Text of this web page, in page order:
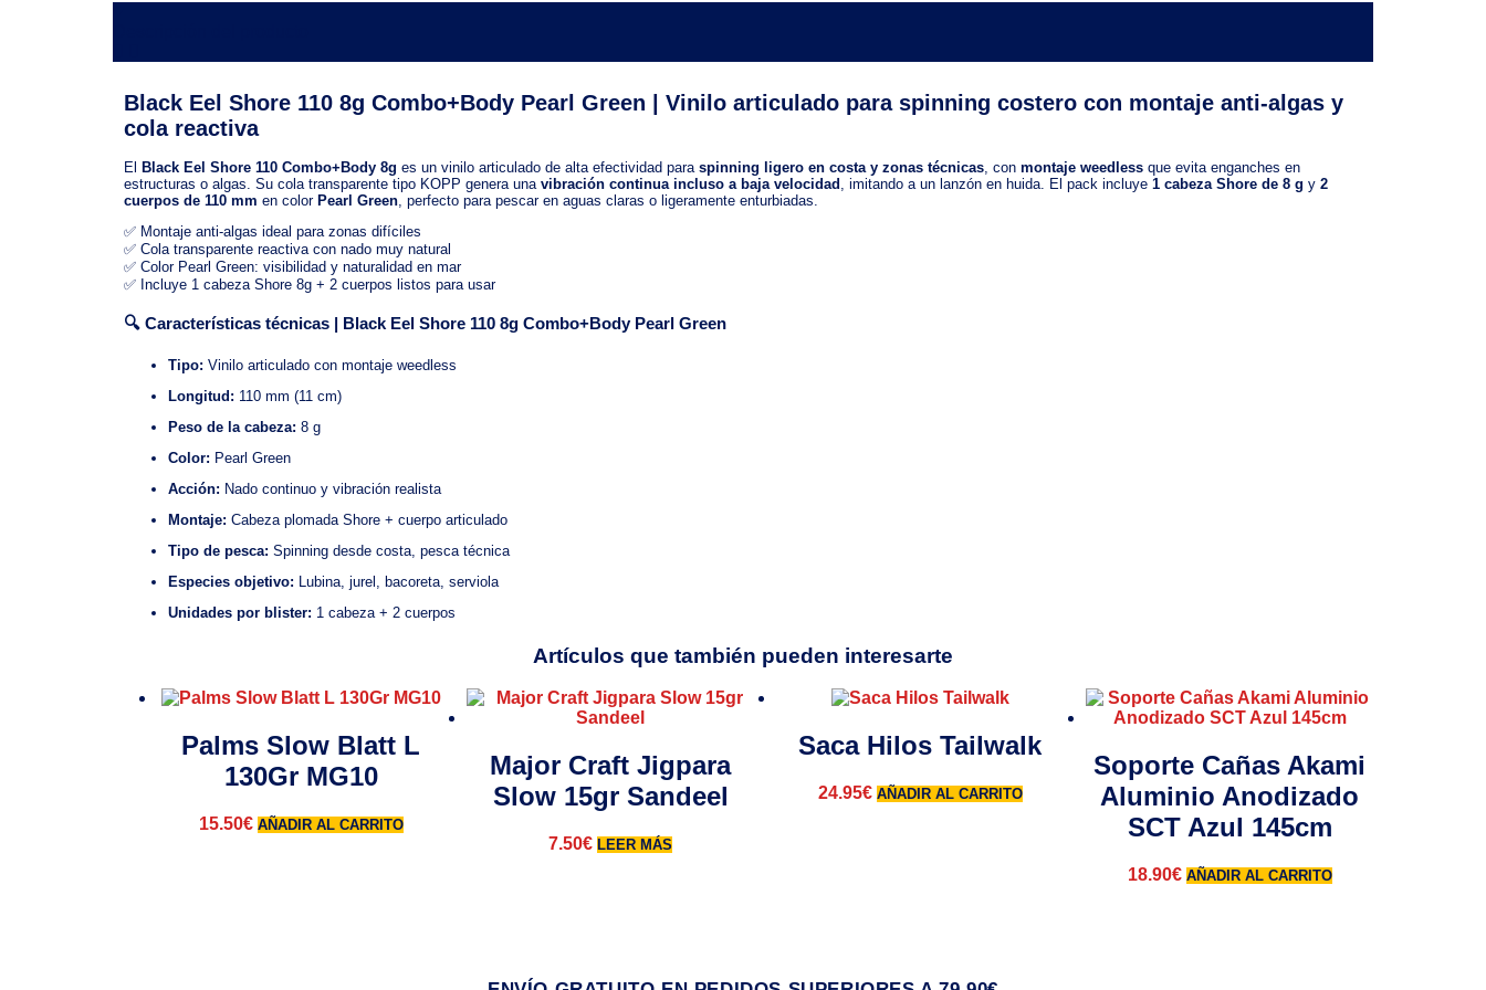
Black Eel Shore 110 8g Combo+Body Pearl Green | Vinilo articulado para spinning costero con montaje anti-algas y
cola reactiva
El Black Eel Shore 110 Combo+Body 8g es un vinilo articulado de alta efectividad para spinning ligero en costa y zonas técnicas, con montaje weedless que evita enganches en
estructuras o algas. Su cola transparente tipo KOPP genera una vibración continua incluso a baja velocidad , imitando a un lanzón en huida. El pack incluye 1 cabeza Shore de 8 g y 2
cuerpos de 110 mm en color Pearl Green, perfecto para pescar en aguas claras o ligeramente enturbiadas.
✅ Montaje anti-algas ideal para zonas difíciles
✅ Cola transparente reactiva con nado muy natural
✅ Color Pearl Green: visibilidad y naturalidad en mar
✅ Incluye 1 cabeza Shore 8g + 2 cuerpos listos para usar
🔍 Características técnicas | Black Eel Shore 110 8g Combo+Body Pearl Green
Tipo: Vinilo articulado con montaje weedless
Longitud: 110 mm (11 cm)
Peso de la cabeza: 8 g
Color: Pearl Green
Acción: Nado continuo y vibración realista
Montaje: Cabeza plomada Shore + cuerpo articulado
Tipo de pesca: Spinning desde costa, pesca técnica
Especies objetivo: Lubina, jurel, bacoreta, serviola
Unidades por blister: 1 cabeza + 2 cuerpos
Artículos que también pueden interesarte
Palms Slow Blatt L
130Gr MG10
15.50€ AÑADIR AL CARRITO
Major Craft Jigpara
Slow 15gr Sandeel
7.50€ LEER MÁS
Saca Hilos Tailwalk
24.95€ AÑADIR AL CARRITO
Soporte Cañas Akami
Aluminio Anodizado
SCT Azul 145cm
18.90€ AÑADIR AL CARRITO